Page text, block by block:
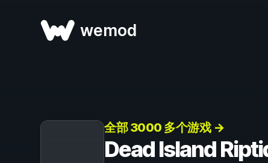
wemod
全部 3000 多个游戏 →
Dead Island